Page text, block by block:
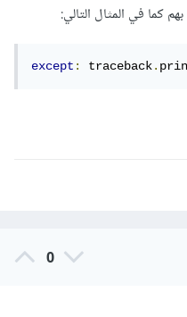
except: traceback.
0